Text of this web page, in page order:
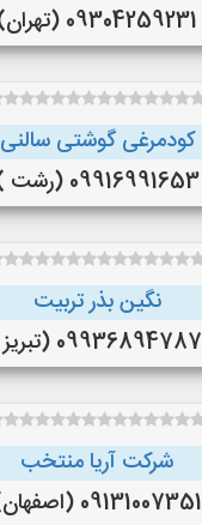
09304259231 (تهران)
کودمرغی گوشتی سالنی
09916991653 (رشت )
نگین بذر تربیت
09936894787 (تبریز)
شرکت آریا منتخب
09131007351 (اصفهان)